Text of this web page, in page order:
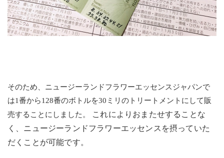
そのため、ニュージーランドフラワーエッセンスジャパンで
は1番から128番のボトルを30ミリのトリートメントにして販
売することにしました。
これによりおまたせすることな
く、ニュージーランドフラワーエッセンスを摂っていた
だくことが可能です。